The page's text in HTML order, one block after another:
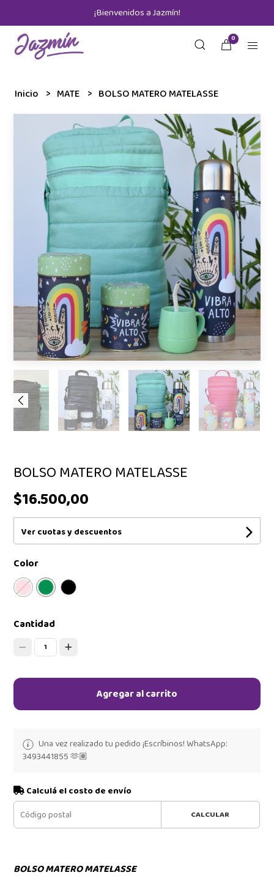
¡Bienvenidos a Jazmín!
0
Inicio MATE BOLSO MATERO MATELASSE
BOLSO MATERO MATELASSE
$16.500,00
Ver cuotas y descuentos
Color
Cantidad
1
Agregar al carrito
Una vez realizado tu pedido ¡Escríbinos! WhatsApp:
3493441855 🫶🏽
Calculá el costo de envío
CALCULAR
BOLSO MATERO MATELASSE